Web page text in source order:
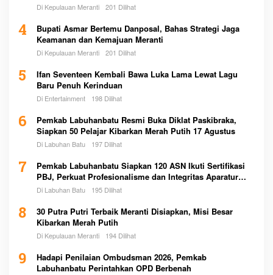
Di Kepulauan Meranti 201 Dilihat
4
Bupati Asmar Bertemu Danposal, Bahas Strategi Jaga
Keamanan dan Kemajuan Meranti
Di Kepulauan Meranti 201 Dilihat
5
Ifan Seventeen Kembali Bawa Luka Lama Lewat Lagu
Baru Penuh Kerinduan
Di Entertainment 198 Dilihat
6
Pemkab Labuhanbatu Resmi Buka Diklat Paskibraka,
Siapkan 50 Pelajar Kibarkan Merah Putih 17 Agustus
Di Labuhan Batu 197 Dilihat
7
Pemkab Labuhanbatu Siapkan 120 ASN Ikuti Sertifikasi
PBJ, Perkuat Profesionalisme dan Integritas Aparatur
Pemerintah
Di Labuhan Batu 195 Dilihat
8
30 Putra Putri Terbaik Meranti Disiapkan, Misi Besar
Kibarkan Merah Putih
Di Kepulauan Meranti 194 Dilihat
9
Hadapi Penilaian Ombudsman 2026, Pemkab
Labuhanbatu Perintahkan OPD Berbenah